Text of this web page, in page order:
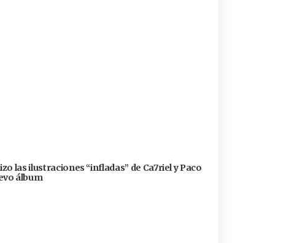
las ilustraciones “infladas” de Ca7riel y Paco
álbum